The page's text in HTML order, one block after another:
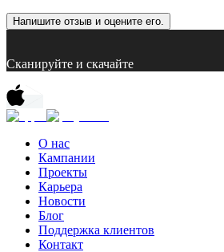
Напишите отзыв и оцените его.
Сканируйте и скачайте
О нас
Кампании
Проекты
Карьера
Новости
Блог
Поддержка клиентов
Контакт